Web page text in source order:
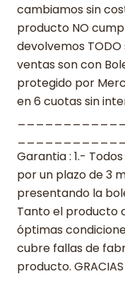
cambiamos sin
producto NO
devolvemos
ventas son con
protegido por
en 6 cuotas sin
Garantia : 1.-
por un plazo de 3
presentando la
Tanto el producto
óptimas
cubre fallas de
producto. GRACIAS